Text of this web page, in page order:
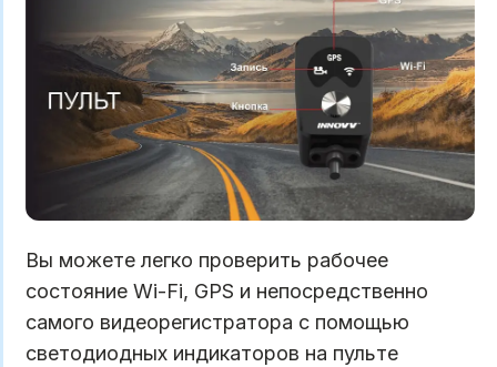
Вы можете легко проверить рабочее
состояние Wi-Fi, GPS и непосредственно
самого видеорегистратора с помощью
светодиодных индикаторов на пульте